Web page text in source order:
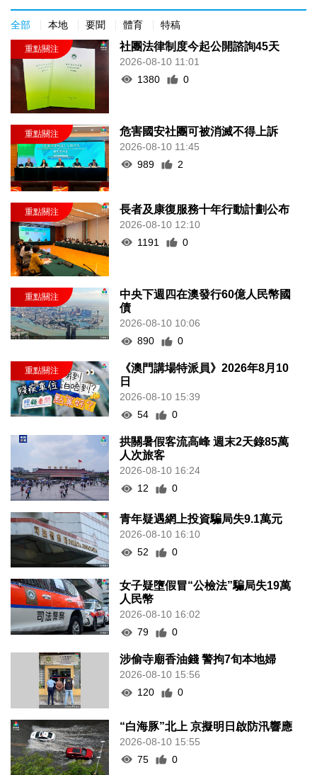
全部 本地 要聞 體育 特稿
社團法律制度今起公開諮詢45天
2026-08-10 11:01
1380
0
危害國安社團可被消滅不得上訴
2026-08-10 11:45
989
2
長者及康復服務十年行動計劃公布
2026-08-10 12:10
1191
0
中央下週四在澳發行60億人民幣國
債
2026-08-10 10:06
890
0
《澳門講場特派員》2026年8月10
日
2026-08-10 15:39
54
0
拱關暑假客流高峰 週末2天錄85萬
人次旅客
2026-08-10 16:24
12
0
青年疑遇網上投資騙局失9.1萬元
2026-08-10 16:10
52
0
女子疑墮假冒“公檢法”騙局失19萬
人民幣
2026-08-10 16:02
79
0
涉偷寺廟香油錢 警拘7旬本地婦
2026-08-10 15:56
120
0
“白海豚”北上 京擬明日啟防汛響應
2026-08-10 15:55
75
0